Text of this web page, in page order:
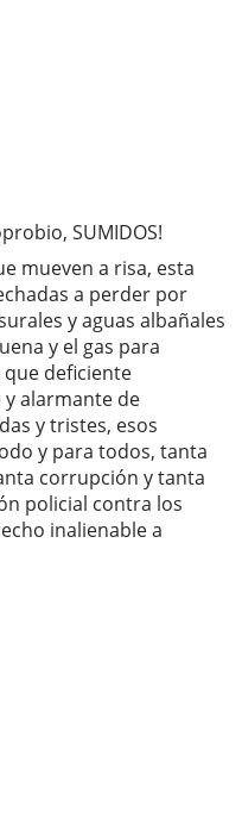
SUMIDOS!
mueven a risa, esta
a perder por
y aguas albañales
y el gas para
deficiente
alarmante de
y tristes, esos
y para todos, tanta
corrupción y tanta
policial contra los
inalienable a